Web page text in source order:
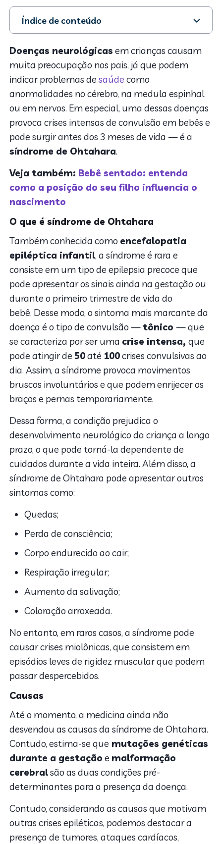
Índice de conteúdo
1. O que é síndrome de Ohtahara
2. Causas
3. Diagnóstico e tratamento
Doenças neurológicas em crianças causam
muita preocupação nos pais, já que podem
indicar problemas desaúde como
anormalidades no cérebro, na medula espinhal
ou em nervos. Em especial, uma dessas doenças
provoca crises intensas de convulsão em bebês e
pode surgir antes dos 3 meses de vida — é a
síndrome de Ohtahara.
Veja também: Bebê sentado: entenda
como a posição do seu filho influencia o
nascimento
O que é síndrome de Ohtahara
Também conhecida como encefalopatia
epiléptica infantil, a síndrome é rara e
consiste em um tipo de epilepsia precoce que
pode apresentar os sinais ainda na gestação ou
durante o primeiro trimestre de vida do
bebê. Desse modo, o sintoma mais marcante da
doença é o tipo de convulsão — tônico — que
se caracteriza por ser uma crise intensa,que
pode atingir de 50até 100crises convulsivas ao
dia. Assim, a síndrome provoca movimentos
bruscos involuntários e que podem enrijecer os
braços e pernas temporariamente.
Dessa forma, a condição prejudica o
desenvolvimento neurológico da criança a longo
prazo, o que pode torná-la dependente de
cuidados durante a vida inteira. Além disso, a
síndrome de Ohtahara pode apresentar outros
sintomas como:
Quedas;
Perda de consciência;
Corpo endurecido ao cair;
Respiração irregular;
Aumento da salivação;
Coloração arroxeada.
No entanto, em raros casos, a síndrome pode
causar crises miolônicas, que consistem em
episódios leves de rigidez muscular que podem
passar despercebidos.
Causas
Até o momento, a medicina ainda não
desvendou as causas da síndrome de Ohtahara.
Contudo, estima-se que mutações genéticas
durante a gestação e malformação
cerebralsão as duas condições pré-
determinantes para a presença da doença.
Contudo, considerando as causas que motivam
outras crises epiléticas, podemos destacar a
presença de tumores, ataques cardíacos,